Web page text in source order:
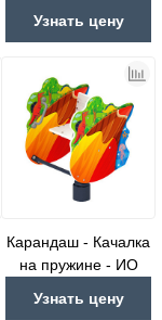
Узнать цену
Карандаш - Качалка
на пружине - ИО
Узнать цену